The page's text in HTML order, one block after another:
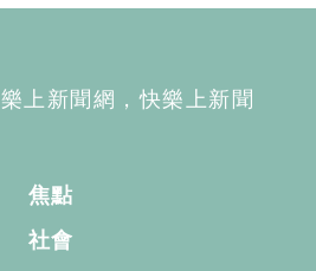
樂上新聞網，快樂上新聞
焦點
社會